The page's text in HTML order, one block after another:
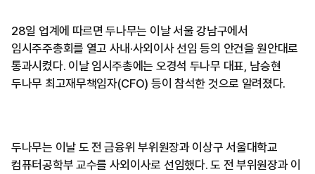
28일 업계에 따르면 두나무는 이날 서울 강남구에서
임시주주총회를 열고 사내·사외이사 선임 등의 안건을 원안대로
통과시켰다. 이날 임시주총에는 오경석 두나무 대표, 남승현
두나무 최고재무책임자(CFO) 등이 참석한 것으로 알려졌다.
두나무는 이날 도 전 금융위 부위원장과 이상구 서울대학교
컴퓨터공학부 교수를 사외이사로 선임했다. 도 전 부위원장과 이